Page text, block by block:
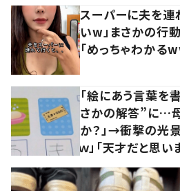
スーパーに夫を連
いw」まさかの行動
「めっちゃわかる
「絵にあう言葉を
さかの解答”に…母
か？」→衝撃の光
ｗ」「天才だと思い